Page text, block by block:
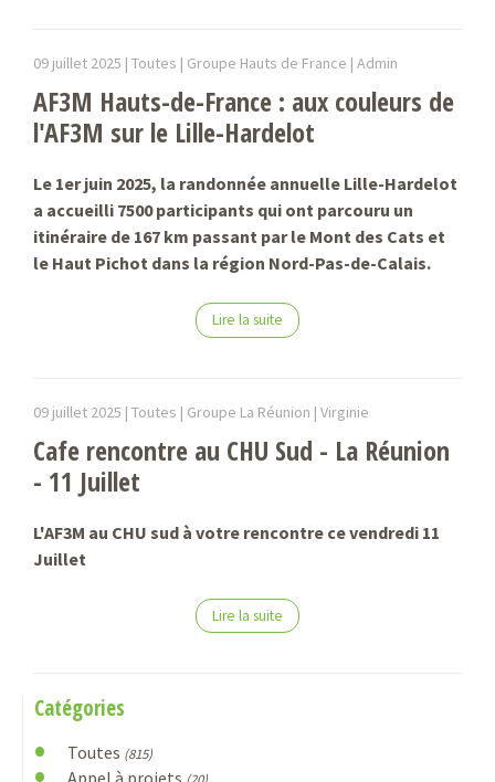
09 juillet 2025 | Toutes | Groupe Hauts de France | Admin
AF3M Hauts-de-France : aux couleurs de
l'AF3M sur le Lille-Hardelot
Le 1er juin 2025, la randonnée annuelle Lille-Hardelot
a accueilli 7500 participants qui ont parcouru un
itinéraire de 167 km passant par le Mont des Cats et
le Haut Pichot dans la région Nord-Pas-de-Calais.
Lire la suite
09 juillet 2025 | Toutes | Groupe La Réunion | Virginie
Cafe rencontre au CHU Sud - La Réunion
- 11 Juillet
L'AF3M au CHU sud à votre rencontre ce vendredi 11
Juillet
Lire la suite
Catégories
Toutes (815)
Appel à projets